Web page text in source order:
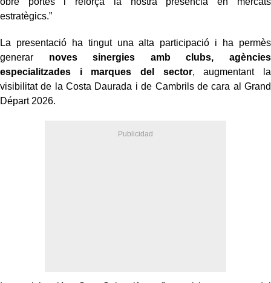
estratègics.”
La presentació ha tingut una alta participació i ha permès
generar noves sinergies amb clubs, agències
especialitzades i marques del sector, augmentant la
visibilitat de la Costa Daurada i de Cambrils de cara al Grand
Départ 2026.